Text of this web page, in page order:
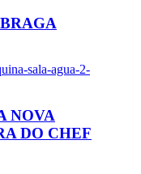
sala-agua-2-
NOVA
DO CHEF